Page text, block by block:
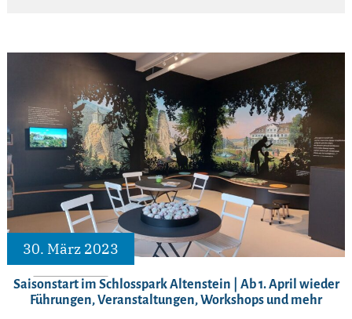
30. März 2023
Saisonstart im Schlosspark Altenstein | Ab 1. April wieder
Führungen, Veranstaltungen, Workshops und mehr